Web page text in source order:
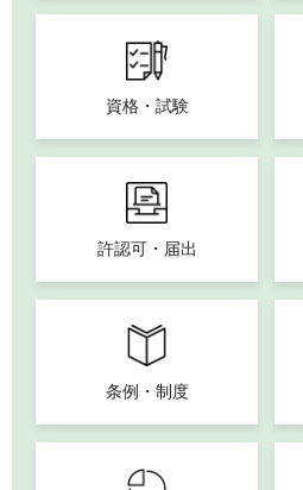
資格・試験
許認可・届出
条例・制度